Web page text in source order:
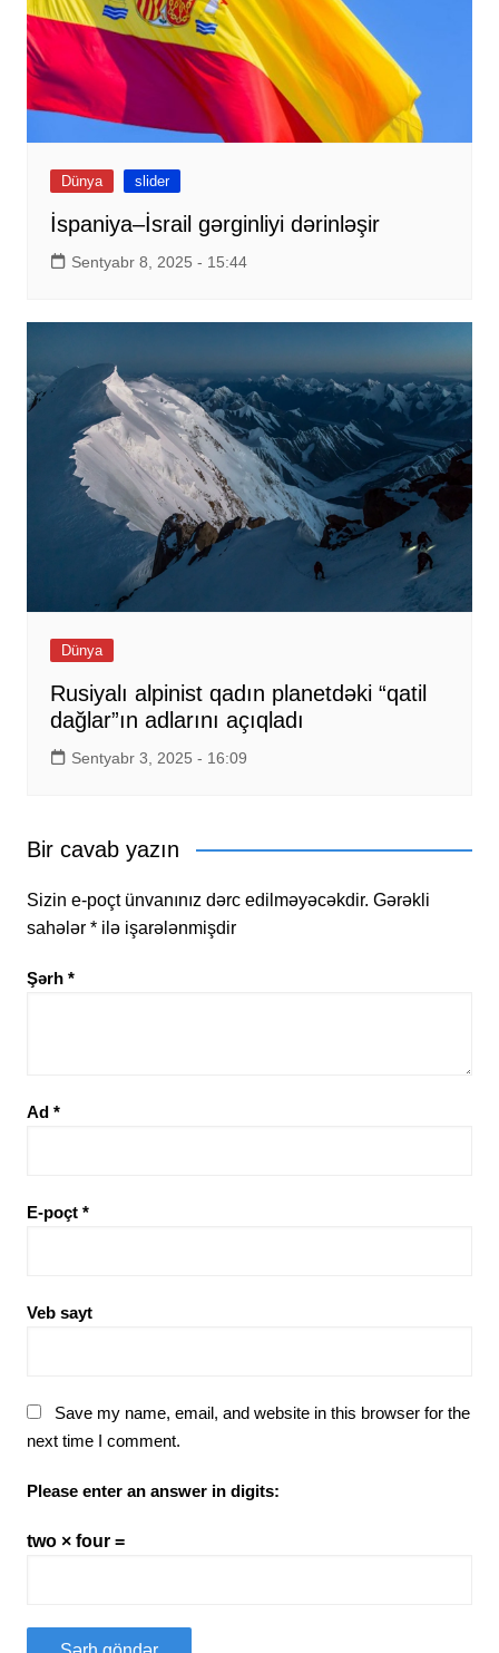
Dünya slider
İspaniya–İsrail gərginliyi dərinləşir
Sentyabr 8, 2025 - 15:44
Dünya
Rusiyalı alpinist qadın planetdəki “qatil
dağlar”ın adlarını açıqladı
Sentyabr 3, 2025 - 16:09
Bir cavab yazın
Sizin e-poçt ünvanınız dərc edilməyəcəkdir. Gərəkli
sahələr *ilə işarələnmişdir
Şərh *
Ad *
E-poçt *
Veb sayt
Save my name, email, and website in this browser for the
next time I comment.
Please enter an answer in digits:
two × four =